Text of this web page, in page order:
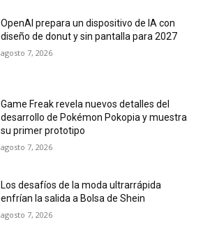
OpenAI prepara un dispositivo de IA con
diseño de donut y sin pantalla para 2027
agosto 7, 2026
Game Freak revela nuevos detalles del
desarrollo de Pokémon Pokopia y muestra
su primer prototipo
agosto 7, 2026
Los desafíos de la moda ultrarrápida
enfrían la salida a Bolsa de Shein
agosto 7, 2026